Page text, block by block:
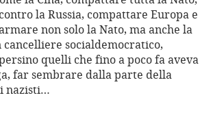
la Russia, compattare Europa e
non solo la Nato, ma anche la
cancelliere socialdemocratico,
quelli che fino a poco fa aveva
far sembrare dalla parte della
nazisti…